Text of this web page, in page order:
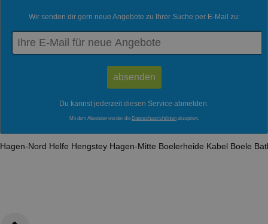
Wir senden dir gern neue Angebote zu Ihrer Suche per E-Mail zu:
Du kannst jederzeit diesen Service abmelden.
Mit dem Absenden werden die Datenschutzrichtlinien akzeptiert.
Hagen-Nord Helfe Hengstey Hagen-Mitte Boelerheide Kabel Boele